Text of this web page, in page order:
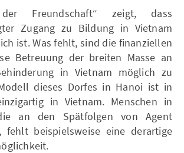
Freundschaft“ zeigt, dass
Zugang zu Bildung in Vietnam
ist. Was fehlt, sind die finanziellen
Betreuung der breiten Masse an
in Vietnam möglich zu
dieses Dorfes in Hanoi ist in
in Vietnam. Menschen in
an den Spätfolgen von Agent
fehlt beispielsweise eine derartige